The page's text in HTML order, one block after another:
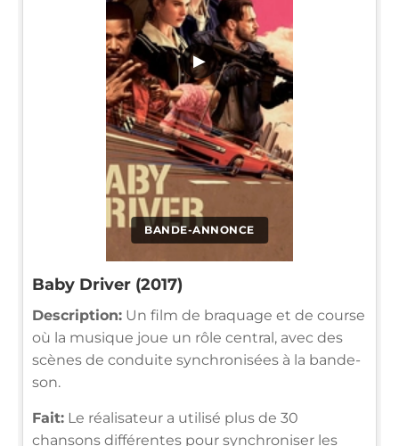
BANDE-ANNONCE
▶
Baby Driver (2017)
Description: Un film de braquage et de course
où la musique joue un rôle central, avec des
scènes de conduite synchronisées à la bande-
son.
Fait: Le réalisateur a utilisé plus de 30
chansons différentes pour synchroniser les